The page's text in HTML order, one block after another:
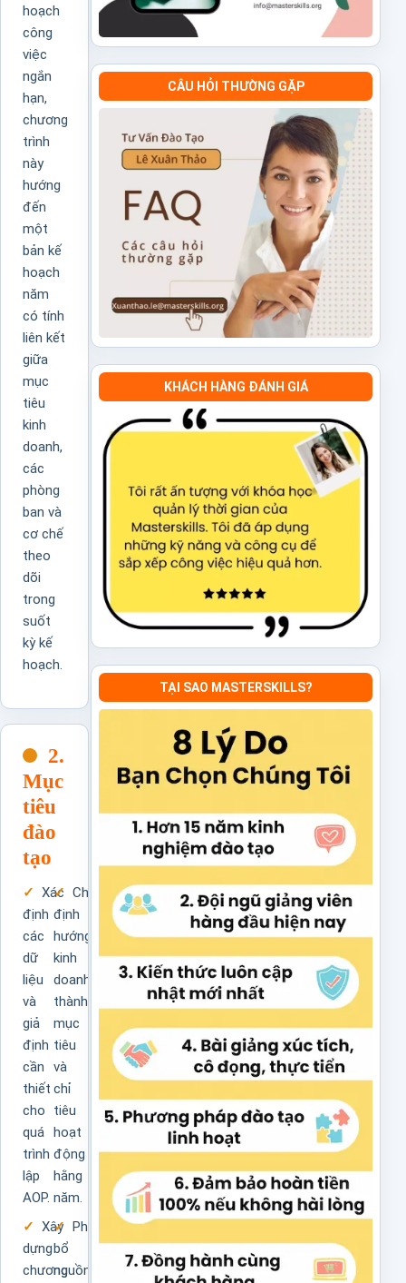
hoạch
công
việc
ngắn
hạn,
chương
trình
này
hướng
đến
một
bản kế
hoạch
năm
có tính
liên kết
giữa
mục
tiêu
kinh
doanh,
các
phòng
ban và
cơ chế
theo
dõi
trong
suốt
kỳ kế
hoạch.
2.
Mục
tiêu
đào
tạo
Xác
định
các
dữ
liệu
và
giả
định
cần
thiết
cho
quá
trình
lập
AOP.
Chuyển
định
hướng
kinh
doanh
thành
mục
tiêu
và
chỉ
tiêu
hoạt
động
hằng
năm.
Xây
dựng
chương
Phân
bổ
nguồn
CÂU HỎI THƯỜNG GẶP
KHÁCH HÀNG ĐÁNH GIÁ
TẠI SAO MASTERSKILLS?